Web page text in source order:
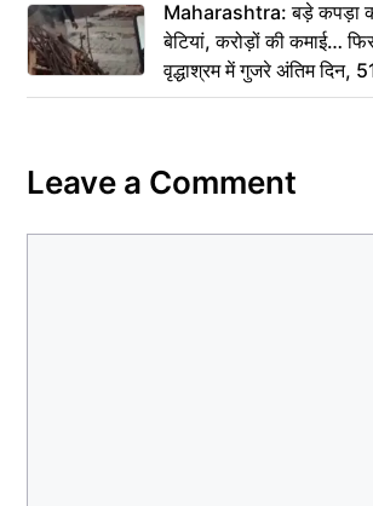
Maharashtra: बड़े कपड़ा
बेटियां, करोड़ों की कमाई…
वृद्धाश्रम में गुजरे अंतिम
कहा– अंतिम संस्कार कर
Leave a Comment